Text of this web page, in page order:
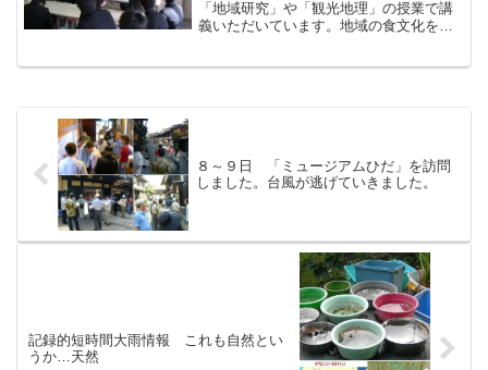
「地域研究」や「観光地理」の授業で講
義いただいています。地域の食文化を知
８～９日 「ミュージアムひだ」を訪問
しました。台風が逃げていきました。
記録的短時間大雨情報 これも自然とい
うか…天然